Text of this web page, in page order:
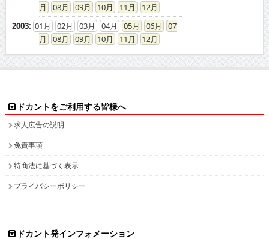
08
09 10 11
12
2003: 01 02 03 04 05 06
07
08
09 10 11 12
ドカントをご利用する皆様へ
求人広告の説明
免責事項
特商法に基づく表示
プライバシーポリシー
ドカント発インフォメーション